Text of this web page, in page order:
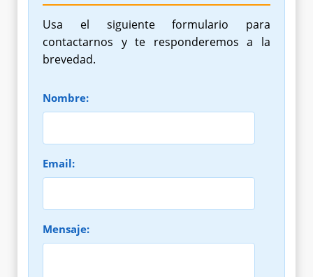
Usa el siguiente formulario para
contactarnos y te responderemos a la
brevedad.
Nombre:
Email:
Mensaje: